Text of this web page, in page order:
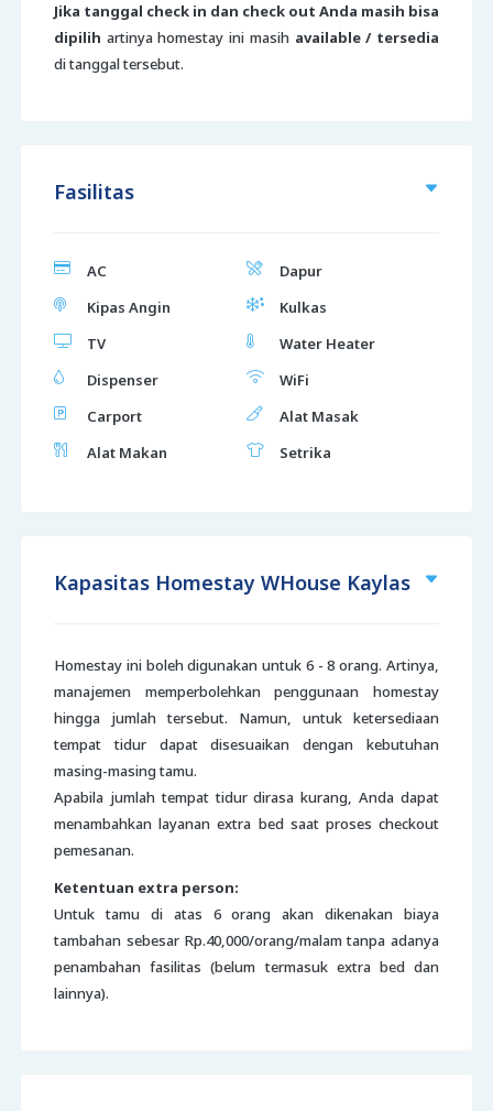
Jika tanggal check in dan check out Anda masih bisa
dipilih artinya homestay ini masih available / tersedia
di tanggal tersebut.
Fasilitas
AC
Dapur
Kipas Angin
Kulkas
TV
Water Heater
Dispenser
WiFi
Carport
Alat Masak
Alat Makan
Setrika
Kapasitas Homestay WHouse Kaylas
Homestay ini boleh digunakan untuk 6 - 8 orang. Artinya,
manajemen memperbolehkan penggunaan homestay
hingga jumlah tersebut. Namun, untuk ketersediaan
tempat tidur dapat disesuaikan dengan kebutuhan
masing-masing tamu.
Apabila jumlah tempat tidur dirasa kurang, Anda dapat
menambahkan layanan extra bed saat proses checkout
pemesanan.
Ketentuan extra person:
Untuk tamu di atas 6 orang akan dikenakan biaya
tambahan sebesar Rp.40,000/orang/malam tanpa adanya
penambahan fasilitas (belum termasuk extra bed dan
lainnya).